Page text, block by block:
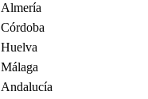
Almería
Córdoba
Huelva
Málaga
Andalucía